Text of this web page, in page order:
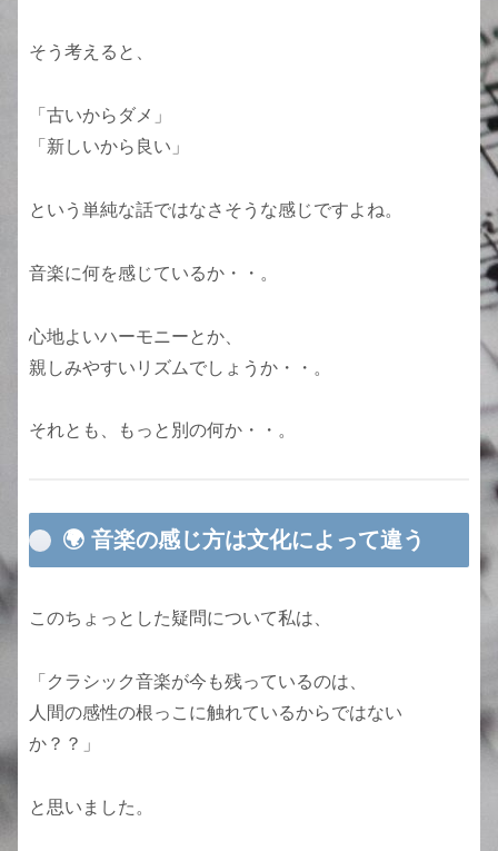
そう考えると、
「古いからダメ」
「新しいから良い」
という単純な話ではなさそうな感じですよね。
音楽に何を感じているか・・。
心地よいハーモニーとか、
親しみやすいリズムでしょうか・・。
それとも、もっと別の何か・・。
🌍 音楽の感じ方は文化によって違う
このちょっとした疑問について私は、
「クラシック音楽が今も残っているのは、
人間の感性の根っこに触れているからではない
か？？」
と思いました。